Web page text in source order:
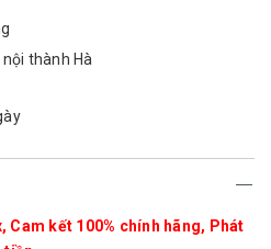
thành Hà
Cam kết 100% chính hãng, Phát